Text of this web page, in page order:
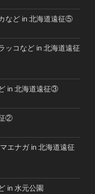
など in 北海道遠征⑤
ッコなど in 北海道遠征
in 北海道遠征③
②
エナガ in 北海道遠征
in 水元公園